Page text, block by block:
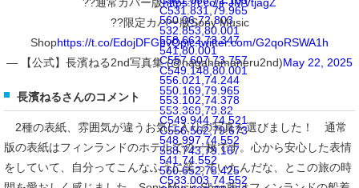
C531.831,79.965
532.853,80.001
541,80.001
C549.148,80.001
550.169,79.965
553.369,79.82
C556.562,79.673
558.743,79.167
560.652,78.425
560.06,72.803
558.662,73.347
C557.607,73.757
556.021,74.244
553.102,74.378
C549.944,74.521
548.997,74.552
541,74.552
C533.003,74.552
??限定カバー版Sony Music
Shophttps://t.co/EdojDFGbvQpic.twitter.com/G2qoRSWA1h
— 【公式】長濱ねる2nd写真集 (@nagahamaneru2nd)May 22, 2025
長濱ねるさんのコメント
2種の表紙、雰囲気が違うお気に入りの写真を選びました！ 通常
版の表紙はフィンランドのホテルでの一枚です。心から安心した表情
をしていて、自分ってこんなふうに笑っていたんだな、とこの旅の時